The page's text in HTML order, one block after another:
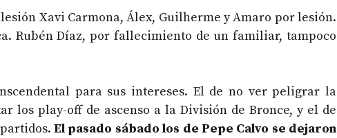
Xavi Carmona, Álex, Guilherme y Amaro por lesión.
Rubén Díaz, por fallecimiento de un familiar, tampoco
para sus intereses. El de no ver peligrar la
los play-off de ascenso a la División de Bronce, y el de
El pasado sábado los de Pepe Calvo se dejaron